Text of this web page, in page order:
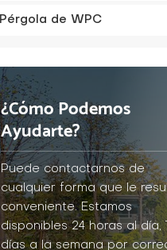
Pérgola de WPC
¿Cómo Podemos
Ayudarte?
Puede contactarnos de
cualquier forma que le
conveniente. Estamos
disponibles 24 horas al día,
días a la semana por